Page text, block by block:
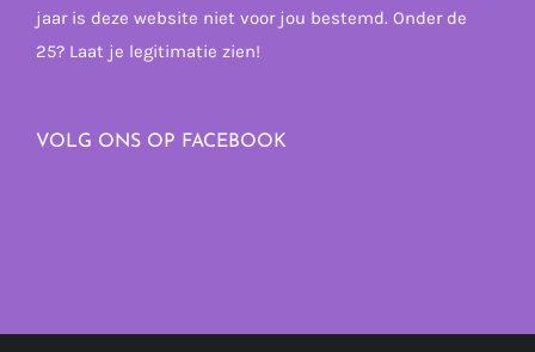
jaar is deze website niet voor jou bestemd. Onder de
25? Laat je legitimatie zien!
VOLG ONS OP FACEBOOK